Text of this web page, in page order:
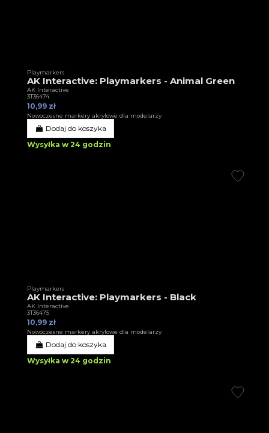
Playmarkers
AK Interactive: Playmarkers - Animal Green
AK Interactive
3T36474
10,99 zł
Nowoczesne markery akrylowe dla modelarzy
Dodaj do koszyka
Wysyłka w 24 godzin
Playmarkers
AK Interactive: Playmarkers - Black
AK Interactive
3T36475
10,99 zł
Nowoczesne markery akrylowe dla modelarzy
Dodaj do koszyka
Wysyłka w 24 godzin